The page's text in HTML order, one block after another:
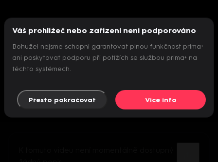
Nepodařilo se inicializovat přehrávač
Váš prohlížeč nebo zařízení není podporováno
Bohužel nejsme schopni garantovat plnou funkčnost prima+
ani poskytovat podporu při potížích se službou prima+ na
těchto systémech.
Přesto pokračovat Více info